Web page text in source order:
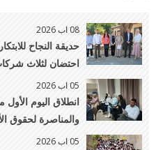
08 اب 2026
حديقة النجاح
احتضان لثلاث
الأزياء
05 اب 2026
انطلاق اليوم
والمناصرة لحقوق
05 اب 2026